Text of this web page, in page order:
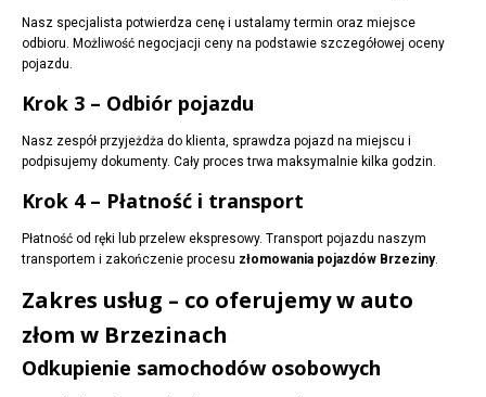
Nasz specjalista potwierdza cenę i ustalamy termin oraz miejsce
odbioru. Możliwość negocjacji ceny na podstawie szczegółowej oceny
pojazdu.
Krok 3 – Odbiór pojazdu
Nasz zespół przyjeżdża do klienta, sprawdza pojazd na miejscu i
podpisujemy dokumenty. Cały proces trwa maksymalnie kilka godzin.
Krok 4 – Płatność i transport
Płatność od ręki lub przelew ekspresowy. Transport pojazdu naszym
transportem i zakończenie procesu złomowania pojazdów Brzeziny.
Zakres usług – co oferujemy w auto
złom w Brzezinach
Odkupienie samochodów osobowych